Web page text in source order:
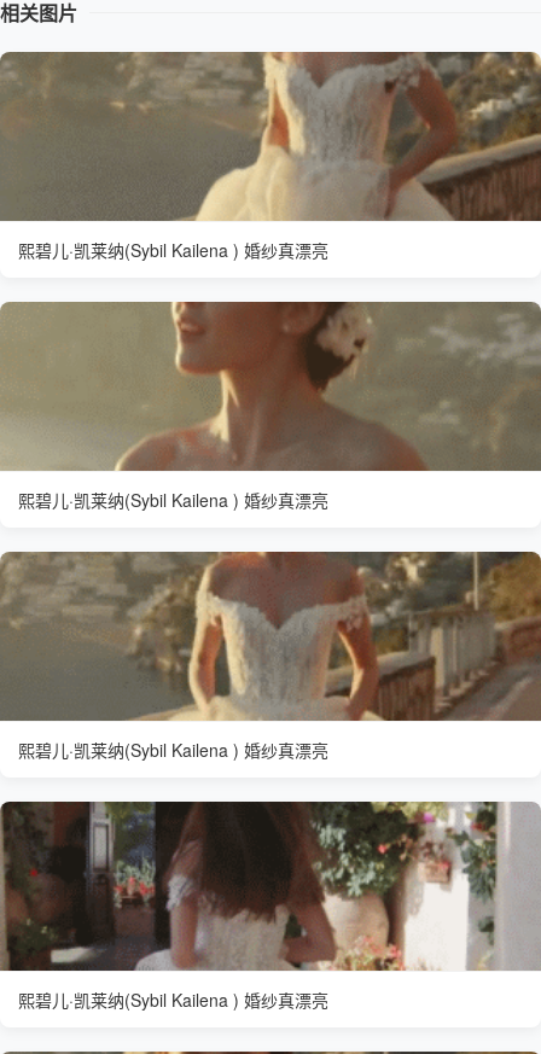
相关图片
熙碧儿·凯莱纳(Sybil Kailena ) 婚纱真漂亮
熙碧儿·凯莱纳(Sybil Kailena ) 婚纱真漂亮
熙碧儿·凯莱纳(Sybil Kailena ) 婚纱真漂亮
熙碧儿·凯莱纳(Sybil Kailena ) 婚纱真漂亮